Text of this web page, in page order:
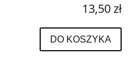
13,50 zł
DO KOSZYKA